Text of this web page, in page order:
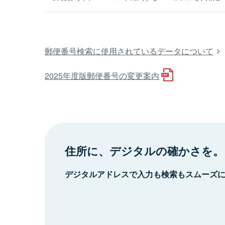
郵便番号検索に使用されているデータについて
2025年度版郵便番号の変更案内
住所に、デジタルの確かさを。
デジタルアドレスで入力も検索もスムーズ